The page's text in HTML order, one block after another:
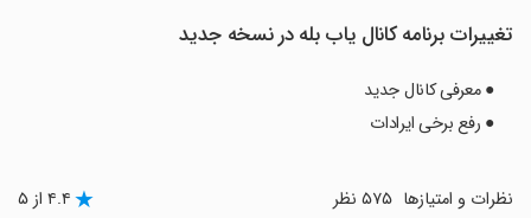
تغییرات برنامه کانال یاب بله در نسخه جدید
● معرفی کانال جدید
● رفع برخی ایرادات
نظرات و امتیازها ۴.۴ از ۵